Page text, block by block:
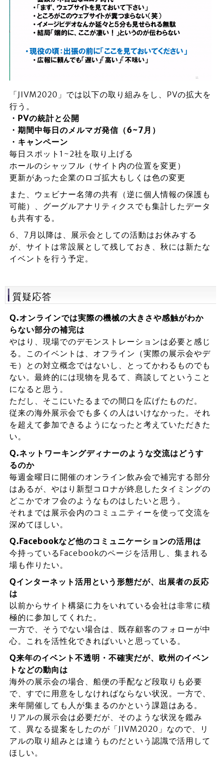
「JIVM2020」では以下の取り組みをし、PVの拡大を
行う。
・PVの統計と公開
・期間中毎日のメルマガ発信（6~7月）
・キャンペーン
毎日スポット1~2社を取り上げる
ホールのシャッフル（サイト内の位置を変更）
更新があった企業のロゴ拡大もしくは色の変更
また、ウェビナー名簿の共有（逆に個人情報の保護も
可能）、グーグルアナリティクスでも集計したデータ
も共有する。
6、7月以降は、展示会としての活動はお休みする
が、サイトは常設展として残しておき、秋には新たな
イベントを行う予定。
質疑応答
Q.オンラインでは実際の機械の大きさや感触がわか
らない部分の補完は
やはり、現場でのデモンストレーションは必要と感じ
る。このイベントは、オフライン（実際の展示会やデ
モ）との対立概念ではないし、とってかわるものでも
ない。最終的には現物を見るて、商談してということ
になると思う。
ただし、そこにいたるまでの間口を広げたものだ。
従来の海外展示会でも多くの人はいけなかった。それ
を超えて参加できるようになったと考えていただきた
い。
Q.ネットワーキングディナーのような交流はどうす
るのか
毎週金曜日に開催のオンライン飲み会で補完する部分
はあるが、やはり新型コロナが終息したタイミングの
どこかでオフ会のようなものはしたいと思う。
それまでは展示会内のコミュニティーを使って交流を
深めてほしい。
Q.Facebookなど他のコミュニケーションの活用は
今持っているFacebookのページを活用し、集まれる
場も作りたい。
Qインターネット活用という形態だが、出展者の反応
は
以前からサイト構築に力をいれている会社は非常に積
極的に参加してくれた。
一方で、そうでない場合は、既存顧客のフォローが中
心。これを活性化できればいいと思っている。
Q来年のイベント不透明・不確実だが、欧州のイベン
トなどの動向は
海外の展示会の場合、船便の手配など段取りも必要
で、すでに用意をしなければならない状況。一方で、
来年開催しても人が集まるのかという課題はある。
リアルの展示会は必要だが、そのような状況を鑑み
て、異なる提案をしたのが「JIVM2020」なので、リ
アルの取り組みとは違うものだという認識で活用して
ほしい。